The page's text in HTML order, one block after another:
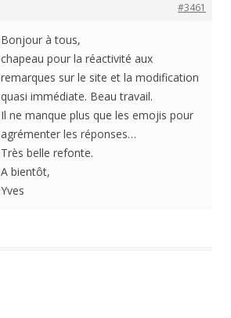
#3461
Bonjour à tous,
chapeau pour la réactivité aux
remarques sur le site et la modification
quasi immédiate. Beau travail.
Il ne manque plus que les emojis pour
agrémenter les réponses…
Très belle refonte.
A bientôt,
Yves